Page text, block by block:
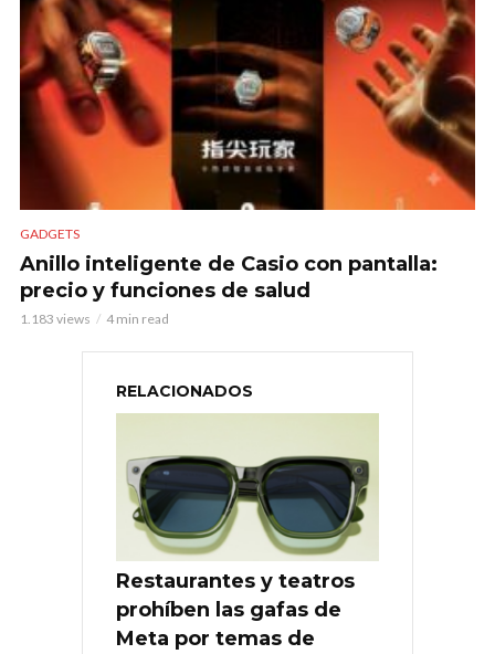
GADGETS
Anillo inteligente de Casio con pantalla:
precio y funciones de salud
1.183 views 4 min read
RELACIONADOS
Restaurantes y teatros
prohíben las gafas de
Meta por temas de